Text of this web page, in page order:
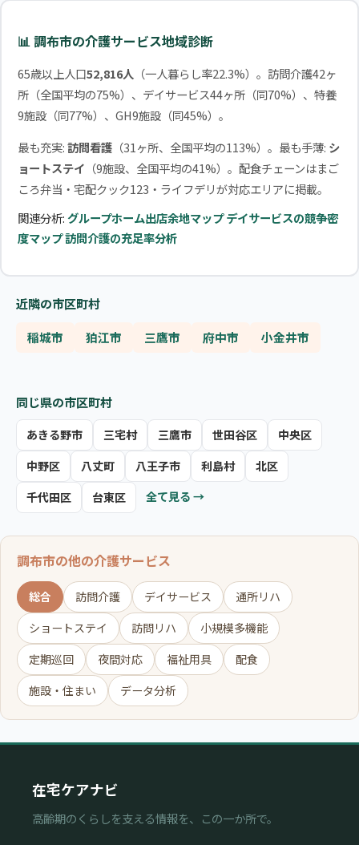
📊 調布市の介護サービス地域診断
65歳以上人口52,816人 （一人暮らし率22.3%）。訪問介護42ヶ
所（全国平均の75%）、デイサービス44ヶ所（同70%）、特養
9施設（同77%）、GH9施設（同45%）。
最も充実:訪問看護（31ヶ所、全国平均の113%）。最も手薄: シ
ョートステイ （9施設、全国平均の41%）。配食チェーンはまご
ころ弁当・宅配クック123・ライフデリが対応エリアに掲載。
関連分析:グループホーム出店余地マップ デイサービスの競争密
度マップ訪問介護の充足率分析
近隣の市区町村
稲城市 狛江市 三鷹市 府中市 小金井市
同じ県の市区町村
あきる野市 三宅村 三鷹市 世田谷区
中央区
中野区
八丈町 八王子市 利島村
北区
千代田区
台東区 全て見る →
調布市の他の介護サービス
総合 訪問介護 デイサービス
通所リハ
ショートステイ
訪問リハ
小規模多機能
定期巡回
夜間対応 福祉用具
配食
施設・住まい
データ分析
在宅ケアナビ
高齢期のくらしを支える情報を、この一か所で。